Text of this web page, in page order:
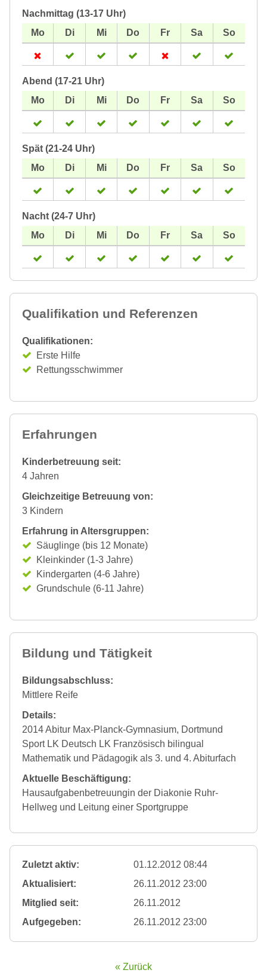
Nachmittag (13-17 Uhr)
Abend (17-21 Uhr)
Spät (21-24 Uhr)
Nacht (24-7 Uhr)
Qualifikation und Referenzen
Qualifikationen:
Erste Hilfe
Rettungsschwimmer
Erfahrungen
Kinderbetreuung seit:
4 Jahren
Gleichzeitige Betreuung von:
3 Kindern
Erfahrung in Altersgruppen:
Säuglinge (bis 12 Monate)
Kleinkinder (1-3 Jahre)
Kindergarten (4-6 Jahre)
Grundschule (6-11 Jahre)
Bildung und Tätigkeit
Bildungsabschluss:
Mittlere Reife
Details:
2014 Abitur Max-Planck-Gymnasium, Dortmund
Sport LK Deutsch LK Französisch bilingual
Mathematik und Pädagogik als 3. und 4. Abiturfach
Aktuelle Beschäftigung:
Hausaufgabenbetreuungin der Diakonie Ruhr-
Hellweg und Leitung einer Sportgruppe
Zuletzt aktiv:
01.12.2012 08:44
Aktualisiert:
26.11.2012 23:00
Mitglied seit:
26.11.2012
Aufgegeben:
26.11.2012 23:00
« Zurück